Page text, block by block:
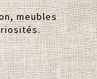
meubles